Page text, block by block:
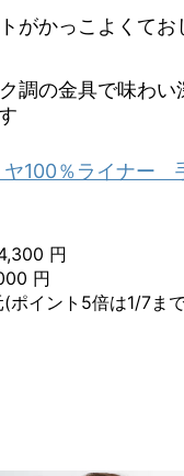
がかっこよくてお
調の金具で味わい
100％ライナー
円
円
ポイント5倍は1/7ま